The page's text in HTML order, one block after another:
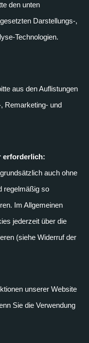
den unten
Darstellungs-,
Technologien.
aus den Auflistungen
Remarketing- und
erforderlich:
auch ohne
regelmäßig so
Im Allgemeinen
jederzeit über die
(siehe Widerruf der
unserer Website
Sie die Verwendung